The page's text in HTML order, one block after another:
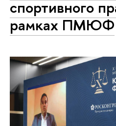
спортивного
рамках ПМЮФ